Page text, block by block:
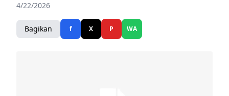
4/22/2026
Bagikan f X P WA